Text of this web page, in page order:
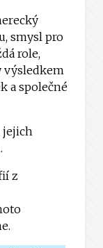
smysl pro
role,
výsledkem
a společné
jejich
z